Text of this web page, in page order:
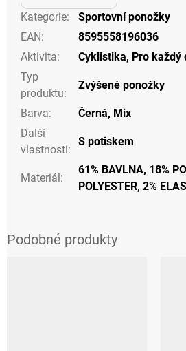
Kategorie:
Sportovní ponožky
EAN:
8595558196036
Aktivita: Cyklistika, Pro každý
Typ
produktu:
Zvýšené ponožky
Barva: Černá, Mix
Další
vlastnosti:
S potiskem
Materiál:
61% BAVLNA, 18%
POLYESTER, 2%